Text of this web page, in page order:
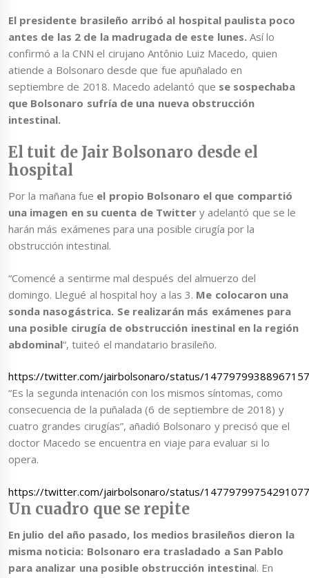
El presidente brasileño arribó al hospital paulista poco
antes de las 2 de la madrugada de este lunes. Así lo
confirmó a la CNN el cirujano Antônio Luiz Macedo, quien
atiende a Bolsonaro desde que fue apuñalado en
septiembre de 2018. Macedo adelantó que se sospechaba
que Bolsonaro sufría de una nueva obstrucción
intestinal.
El tuit de Jair Bolsonaro desde el
hospital
Por la mañana fue el propio Bolsonaro el que compartió
una imagen en su cuenta de Twittery adelantó que se le
harán más exámenes para una posible cirugía por la
obstrucción intestinal.
“Comencé a sentirme mal después del almuerzo del
domingo. Llegué al hospital hoy a las 3. Me colocaron una
sonda nasogástrica. Se realizarán más exámenes para
una posible cirugía de obstrucción inestinal en la región
abdominal“, tuiteó el mandatario brasileño.
https://twitter.com/jairbolsonaro/status/
“Es la segunda intenación con los mismos síntomas, como
consecuencia de la puñalada (6 de septiembre de 2018) y
cuatro grandes cirugías”, añadió Bolsonaro y precisó que el
doctor Macedo se encuentra en viaje para evaluar si lo
opera.
https://twitter.com/jairbolsonaro/status/
Un cuadro que se repite
En julio del año pasado, los medios brasileños dieron la
misma noticia: Bolsonaro era trasladado a San Pablo
para analizar una posible obstrucción intestinal. En